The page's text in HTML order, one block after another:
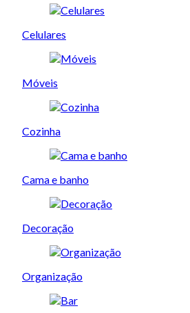
Celulares
Móveis
Cozinha
Cama e banho
Decoração
Organização